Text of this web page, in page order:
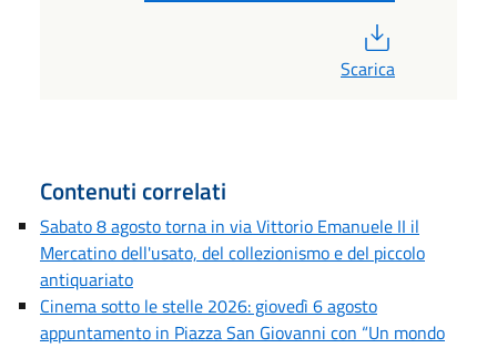
Scarica
Contenuti correlati
Sabato 8 agosto torna in via Vittorio Emanuele II il
Mercatino dell'usato, del collezionismo e del piccolo
antiquariato
Cinema sotto le stelle 2026: giovedì 6 agosto
appuntamento in Piazza San Giovanni con “Un mondo